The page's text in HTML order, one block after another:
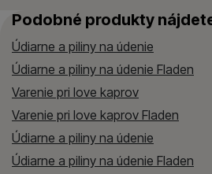
Podobné produkty
Údiarne a piliny na údenie
Údiarne a piliny na údenie Fladen
Varenie pri love kaprov
Varenie pri love kaprov Fladen
Údiarne a piliny na údenie
Údiarne a piliny na údenie Fladen